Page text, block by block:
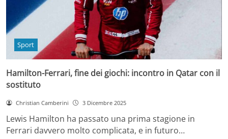
Sport
Hamilton-Ferrari, fine dei giochi: incontro in Qatar con il
sostituto
Christian Camberini 3 Dicembre 2025
Lewis Hamilton ha passato una prima stagione in
Ferrari davvero molto complicata, e in futuro…